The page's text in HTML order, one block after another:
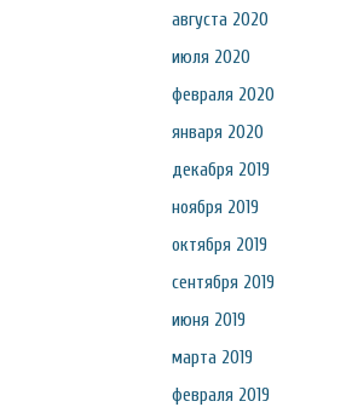
августа 2020
июля 2020
февраля 2020
января 2020
декабря 2019
ноября 2019
октября 2019
сентября 2019
июня 2019
марта 2019
февраля 2019